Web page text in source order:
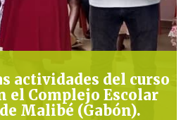
actividades del curso
el Complejo Escolar
Malibé (Gabón).